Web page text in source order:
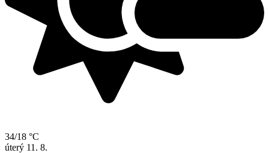
34/18 °C
úterý 11. 8.